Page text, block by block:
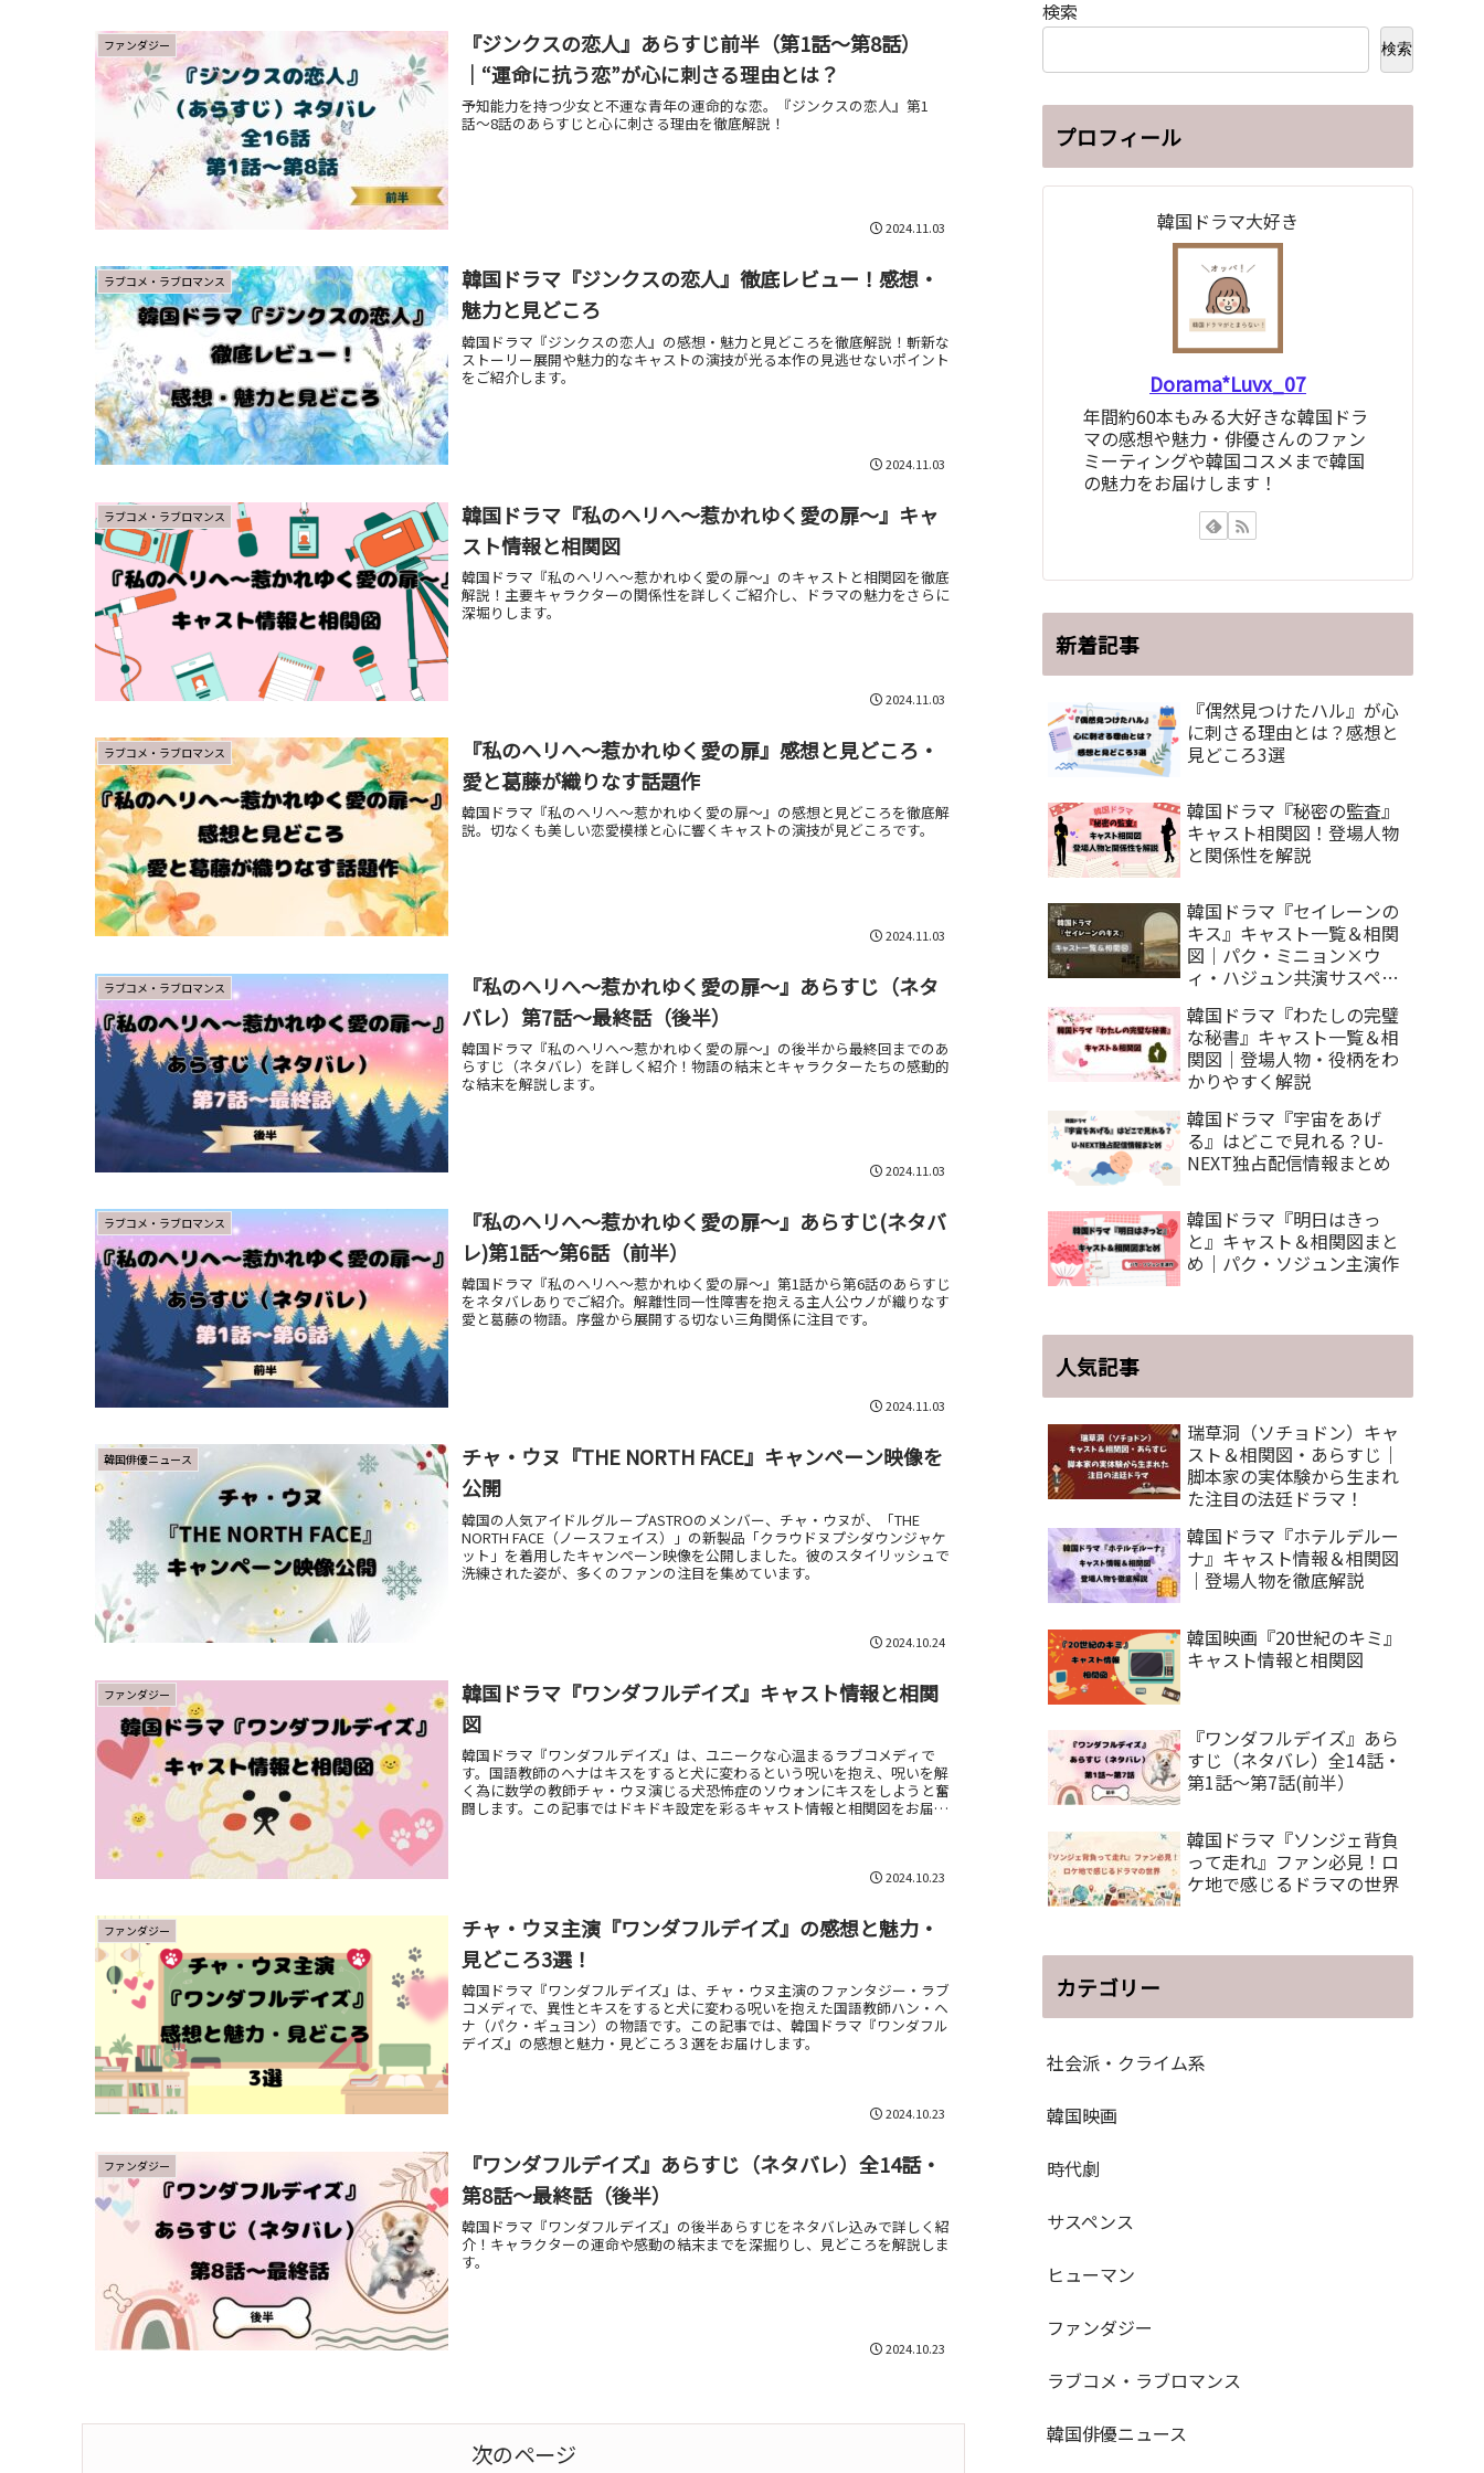
ファンダジー
『ジンクスの恋人』あらすじ前半（第1話～第8話）
｜“運命に抗う恋”が心に刺さる理由とは？
予知能力を持つ少女と不運な青年の運命的な恋。『ジンクスの恋人』第1
話〜8話のあらすじと心に刺さる理由を徹底解説！
2024.11.03
ラブコメ・ラブロマンス
韓国ドラマ『ジンクスの恋人』徹底レビュー！感想・
魅力と見どころ
韓国ドラマ『ジンクスの恋人』の感想・魅力と見どころを徹底解説！斬新な
ストーリー展開や魅力的なキャストの演技が光る本作の見逃せないポイント
をご紹介します。
2024.11.03
ラブコメ・ラブロマンス
韓国ドラマ『私のヘリへ～惹かれゆく愛の扉～』キャ
スト情報と相関図
韓国ドラマ『私のヘリへ～惹かれゆく愛の扉～』のキャストと相関図を徹底
解説！主要キャラクターの関係性を詳しくご紹介し、ドラマの魅力をさらに
深堀りします。
2024.11.03
ラブコメ・ラブロマンス
『私のヘリへ～惹かれゆく愛の扉』感想と見どころ・
愛と葛藤が織りなす話題作
韓国ドラマ『私のヘリへ～惹かれゆく愛の扉～』の感想と見どころを徹底解
説。切なくも美しい恋愛模様と心に響くキャストの演技が見どころです。
2024.11.03
ラブコメ・ラブロマンス
『私のヘリへ～惹かれゆく愛の扉～』あらすじ（ネタ
バレ）第7話～最終話（後半）
韓国ドラマ『私のヘリへ～惹かれゆく愛の扉～』の後半から最終回までのあ
らすじ（ネタバレ）を詳しく紹介！物語の結末とキャラクターたちの感動的
な結末を解説します。
2024.11.03
ラブコメ・ラブロマンス
『私のヘリへ～惹かれゆく愛の扉～』あらすじ(ネタバ
レ)第1話～第6話（前半）
韓国ドラマ『私のヘリへ～惹かれゆく愛の扉～』第1話から第6話のあらすじ
をネタバレありでご紹介。解離性同一性障害を抱える主人公ウノが織りなす
愛と葛藤の物語。序盤から展開する切ない三角関係に注目です。
2024.11.03
韓国俳優ニュース
チャ・ウヌ『THE NORTH FACE』キャンペーン映像を
公開
韓国の人気アイドルグループASTROのメンバー、チャ・ウヌが、「THE
NORTH FACE（ノースフェイス）」の新製品「クラウドヌプシダウンジャケ
ット」を着用したキャンペーン映像を公開しました。彼のスタイリッシュで
洗練された姿が、多くのファンの注目を集めています。
2024.10.24
ファンダジー
韓国ドラマ『ワンダフルデイズ』キャスト情報と相関
図
韓国ドラマ『ワンダフルデイズ』は、ユニークな心温まるラブコメディで
す。国語教師のヘナはキスをすると犬に変わるという呪いを抱え、呪いを解
く為に数学の教師チャ・ウヌ演じる犬恐怖症のソウォンにキスをしようと奮
闘します。この記事ではドキドキ設定を彩るキャスト情報と相関図をお届け
2024.10.23
ファンダジー
チャ・ウヌ主演『ワンダフルデイズ』の感想と魅力・
見どころ3選！
韓国ドラマ『ワンダフルデイズ』は、チャ・ウヌ主演のファンタジー・ラブ
コメディで、異性とキスをすると犬に変わる呪いを抱えた国語教師ハン・ヘ
ナ（パク・ギュヨン）の物語です。この記事では、韓国ドラマ『ワンダフル
デイズ』の感想と魅力・見どころ３選をお届けします。
2024.10.23
ファンダジー
『ワンダフルデイズ』あらすじ（ネタバレ）全14話・
第8話～最終話（後半）
韓国ドラマ『ワンダフルデイズ』の後半あらすじをネタバレ込みで詳しく紹
介！キャラクターの運命や感動の結末までを深掘りし、見どころを解説しま
す。
2024.10.23
次のページ
検索
検索
プロフィール
韓国ドラマ大好き
Dorama*Luvx_07
年間約60本もみる大好きな韓国ドラ
マの感想や魅力・俳優さんのファン
ミーティングや韓国コスメまで韓国
の魅力をお届けします！
新着記事
『偶然見つけたハル』が心
に刺さる理由とは？感想と
見どころ3選
韓国ドラマ『秘密の監査』
キャスト相関図！登場人物
と関係性を解説
韓国ドラマ『セイレーンの
キス』キャスト一覧＆相関
図｜パク・ミニョン×ウ
ィ・ハジュン共演サスペン
韓国ドラマ『わたしの完璧
な秘書』キャスト一覧＆相
関図｜登場人物・役柄をわ
かりやすく解説
韓国ドラマ『宇宙をあげ
る』はどこで見れる？U-
NEXT独占配信情報まとめ
韓国ドラマ『明日はきっ
と』キャスト＆相関図まと
め｜パク・ソジュン主演作
人気記事
瑞草洞（ソチョドン）キャ
スト＆相関図・あらすじ｜
脚本家の実体験から生まれ
た注目の法廷ドラマ！
韓国ドラマ『ホテルデルー
ナ』キャスト情報＆相関図
｜登場人物を徹底解説
韓国映画『20世紀のキミ』
キャスト情報と相関図
『ワンダフルデイズ』あら
すじ（ネタバレ）全14話・
第1話～第7話(前半）
韓国ドラマ『ソンジェ背負
って走れ』ファン必見！ロ
ケ地で感じるドラマの世界
カテゴリー
社会派・クライム系
韓国映画
時代劇
サスペンス
ヒューマン
ファンダジー
ラブコメ・ラブロマンス
韓国俳優ニュース